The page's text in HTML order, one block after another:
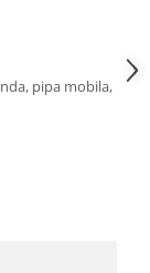
pipa mobila,